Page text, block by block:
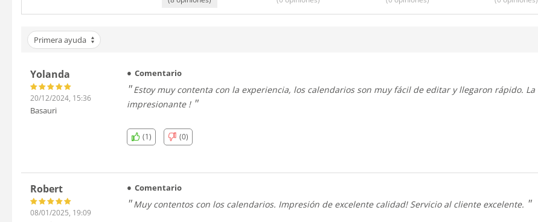
Primera ayuda
Yolanda
20/12/2024, 15:36
Basauri
Comentario
Estoy muy contenta con la experiencia, los calendarios son muy fácil de editar y llegaron rápido. La calidad de los calendarios de pared y imantado es
impresionante !
(1) (0)
Robert
08/01/2025, 19:09
Comentario
Muy contentos con los calendarios. Impresión de excelente calidad! Servicio al cliente excelente.